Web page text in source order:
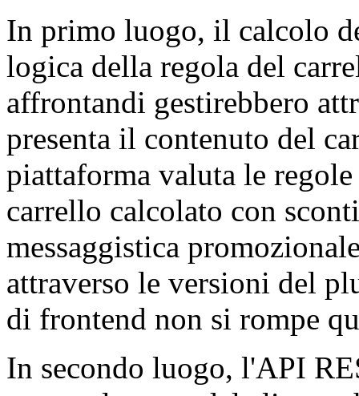
In primo luogo, il calcolo
logica della regola del
affrontandi gestirebbero
presenta il contenuto del
piattaforma valuta le
carrello calcolato con
messaggistica
attraverso le versioni del
di frontend non si rompe
In secondo luogo, l'API